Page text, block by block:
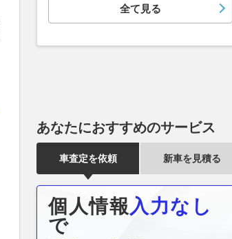
全て見る
あなたにおすすめのサービス
車査定を依頼 新車を見積る
個人情報 入力なし
で